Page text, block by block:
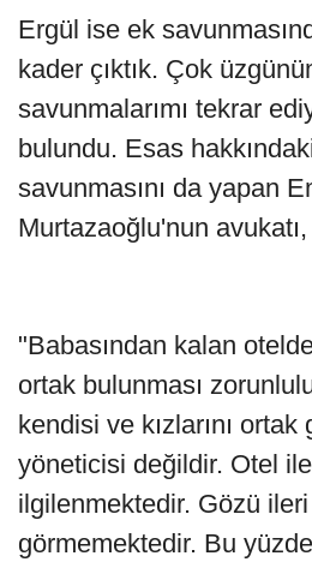
Ergül ise ek
kader çıktık. Çok
savunmalarımı tekrar
bulundu. Esas
savunmasını da yapan
Murtazaoğlu'nun
"Babasından kalan
ortak bulunması
kendisi ve kızlarını
yöneticisi değildir. Otel
ilgilenmektedir. Gözü
görmemektedir. Bu